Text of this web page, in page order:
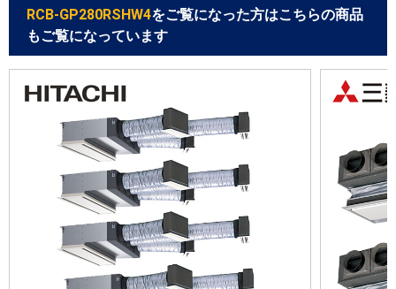
RCB-GP280RSHW4をご覧になった方はこちらの商品
もご覧になっています